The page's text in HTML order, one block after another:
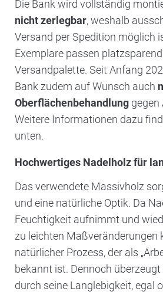
Die Bank wird vollständig
nicht zerlegbar, weshalb
Versand per Spedition möglich
Exemplare passen
Versandpalette. Seit Anfang
Bank zudem auf Wunsch auch
Oberflächenbehandlung gegen
Weitere Informationen dazu
unten.
Hochwertiges Nadelholz für
Das verwendete Massivholz
und eine natürliche Optik. Da
Feuchtigkeit aufnimmt und
zu leichten Maßveränderungen
natürlicher Prozess, der als
bekannt ist. Dennoch überzeugt
durch seine Langlebigkeit, egal